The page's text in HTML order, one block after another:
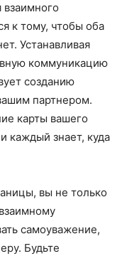
к тому, чтобы оба
Устанавливая
коммуникацию
созданию
партнером.
карты вашего
каждый знает, куда
вы не только
самоуважение,
Будьте